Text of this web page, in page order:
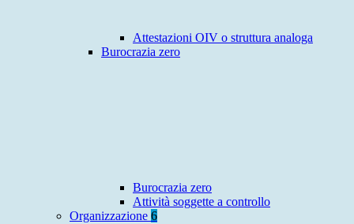
Attestazioni OIV o struttura analoga
Burocrazia zero
Burocrazia zero
Attività soggette a controllo
Organizzazione 6